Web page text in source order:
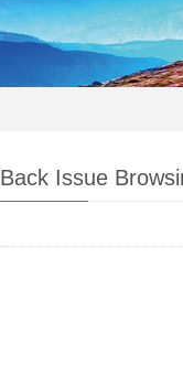
Back Issue